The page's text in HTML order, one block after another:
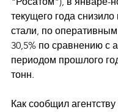
текущего года
стали, по
30,5% по сравнению с
периодом прошлого
тонн.
Как сообщил